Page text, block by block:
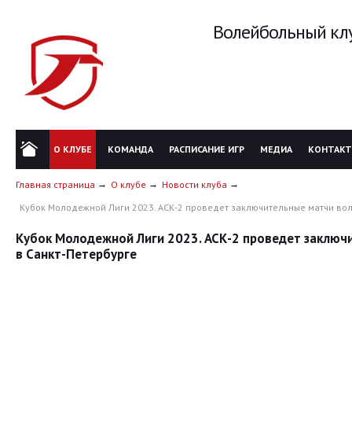
Волейбольный
О КЛУБЕ КОМАНДА РАСПИСАНИЕ ИГР МЕДИА
Главная страница О клубе
Новости клуба
Кубок Молодежной Лиги 2023. АСК-2 проведет заключительные матчи
Кубок Молодежной Лиги 2023. АСК-2 проведет
в Санкт-Петербурге